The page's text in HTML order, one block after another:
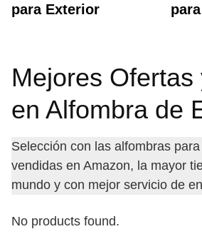
para Exterior
Mejores Ofertas
en Alfombra de
Selección con las alfombras
vendidas en Amazon, la mayor
mundo y con mejor servicio de
No products found.